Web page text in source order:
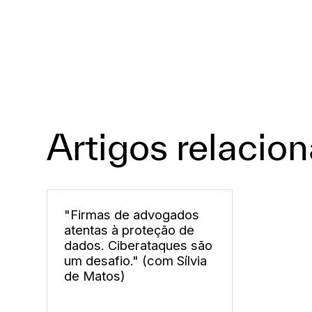
Artigos
"Firmas de advogados
atentas à proteção de
dados. Ciberataques são
um desafio." (com Sílvia
de Matos)